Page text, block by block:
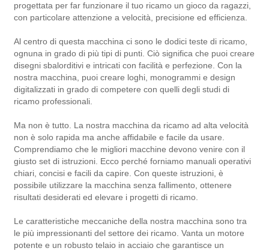
progettata per far funzionare il tuo ricamo un gioco da ragazzi,
con particolare attenzione a velocità, precisione ed efficienza.
Al centro di questa macchina ci sono le dodici teste di ricamo,
ognuna in grado di più tipi di punti. Ciò significa che puoi creare
disegni sbalorditivi e intricati con facilità e perfezione. Con la
nostra macchina, puoi creare loghi, monogrammi e design
digitalizzati in grado di competere con quelli degli studi di
ricamo professionali.
Ma non è tutto. La nostra macchina da ricamo ad alta velocità
non è solo rapida ma anche affidabile e facile da usare.
Comprendiamo che le migliori macchine devono venire con il
giusto set di istruzioni. Ecco perché forniamo manuali operativi
chiari, concisi e facili da capire. Con queste istruzioni, è
possibile utilizzare la macchina senza fallimento, ottenere
risultati desiderati ed elevare i progetti di ricamo.
Le caratteristiche meccaniche della nostra macchina sono tra
le più impressionanti del settore dei ricamo. Vanta un motore
potente e un robusto telaio in acciaio che garantisce un